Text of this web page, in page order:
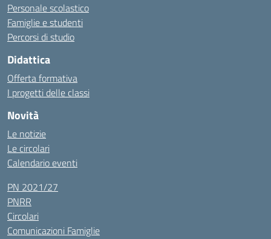
Personale scolastico
Famiglie e studenti
Percorsi di studio
Didattica
Offerta formativa
I progetti delle classi
Novità
Le notizie
Le circolari
Calendario eventi
PN 2021/27
PNRR
Circolari
Comunicazioni Famiglie